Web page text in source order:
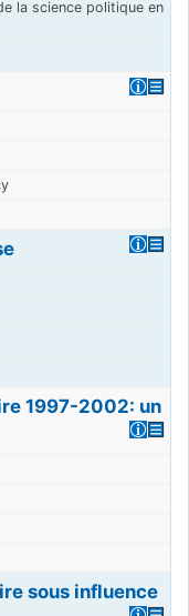
la science politique en
1997-2002: un
sous influence